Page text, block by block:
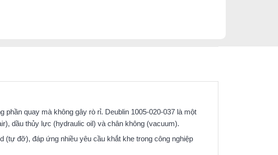
quay mà không gây rò rỉ. Deublin 1005‑020‑037 là một
dầu thủy lực (hydraulic oil) và chân không (vacuum).
(tự đỡ), đáp ứng nhiều yêu cầu khắt khe trong công nghiệp